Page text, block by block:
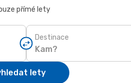
přímé lety
Destinace
lety